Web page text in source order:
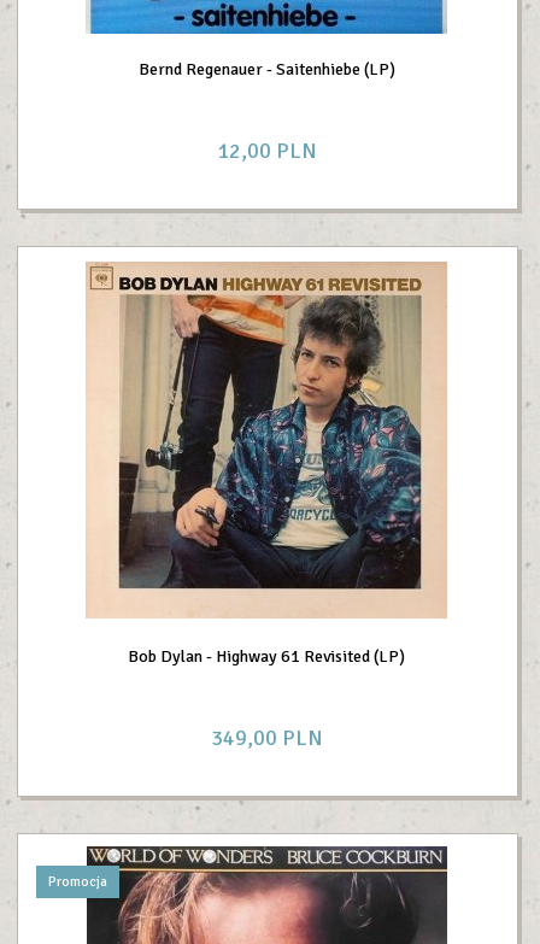
Bernd Regenauer - Saitenhiebe (LP)
12,00 PLN
Bob Dylan - Highway 61 Revisited (LP)
349,00 PLN
Promocja